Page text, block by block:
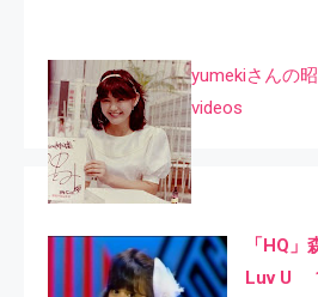
yumekiさんの
videos
「HQ
Luv U